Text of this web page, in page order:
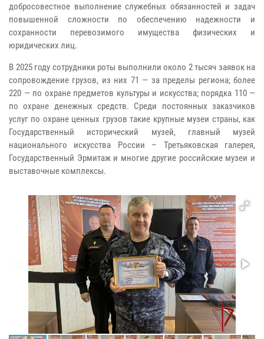
добросовестное выполнение служебных обязанностей и задач
повышенной сложности по обеспечению надежности и
сохранности перевозимого имущества физических и
юридических лиц.
В 2025 году сотрудники роты выполнили около 2 тысяч заявок на
сопровождение грузов, из них 71 — за пределы региона; более
220 — по охране предметов культуры и искусства; порядка 110 —
по охране денежных средств. Среди постоянных заказчиков
услуг по охране ценных грузов такие крупные музеи страны, как
Государственный исторический музей, главный музей
национального искусства России – Третьяковская галерея,
Государственный Эрмитаж и многие другие российские музеи и
выставочные комплексы.